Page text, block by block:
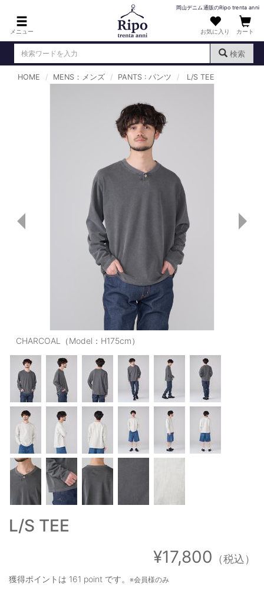
メニュー
岡山デニム通販のRipo trenta anni
お気に入り カート
検索
TOPS : トップス
T-SHIRT : Tシャツ
KNIT : ニット
SHIRT : シャツ
OUTERS : アウター
LADIES : レディース
PANTS/SKIRT : パンツ・スカート
TOPS : トップス
OUTERS : アウター
OUTLET : アウトレット
MENS : メンズ
LADIES : レディース
新規会員登録
HOME MENS：メンズ PANTS : パンツ L/S TEE
CHARCOAL（Model：H175cm）
L/S TEE
¥17,800 （税込）
獲得ポイントは 161 point です。 ※会員様のみ